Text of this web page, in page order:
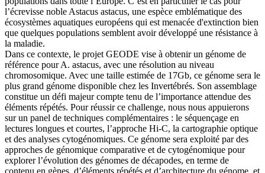
l’écrevisse noble Astacus astacus, une espèce emblématique des
écosystèmes aquatiques européens qui est menacée d'extinction bien
que quelques populations semblent avoir développé une résistance à
la maladie.
Dans ce contexte, le projet GEODE vise à obtenir un génome de
référence pour A. astacus, avec une résolution au niveau
chromosomique. Avec une taille estimée de 17Gb, ce génome sera le
plus grand génome disponible chez les Invertébrés. Son assemblage
constitue un défi majeur compte tenu de l’importance attendue des
éléments répétés. Pour réussir ce challenge, nous nous appuierons
sur un panel de techniques complémentaires : le séquençage en
lectures longues et courtes, l’approche Hi-C, la cartographie optique
et des analyses cytogénomiques. Ce génome sera exploité par des
approches de génomique comparative et de cytogénomique pour
explorer l’évolution des génomes de décapodes, en terme de